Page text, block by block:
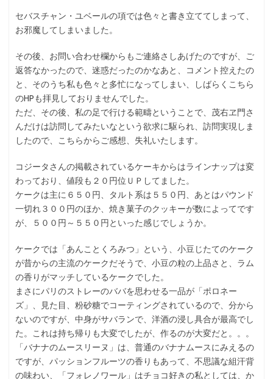
セバスチャン・ユベールの項では色々と書き立ててしまって、
お邪魔してしまいました。
その後、お問い合わせ欄からもご連絡さしあげたのですが、ご
返答なかったので、迷惑だったのかなあと、コメント控えたの
と、そのうち私も色々と多忙になってしまい、しばらくこちら
のHPも拝見しておりませんでした。
ただ、その後、私の足で行ける範疇ということで、茂右ヱ門さ
んだけは訪問してみたいなという欲求に駆られ、訪問実現しま
したので、こちらからご感想、失礼いたします。
コジータさんの掲載されているケーキからはラインナップは変
わっており、値段も２０円位ＵＰしてました。
ケークは主に６５０円、タルト系は５５０円、あとはパウンド
一切れ３００円のほか、焼き菓子のクッキーが数によってです
が、５００円～５５０円といった感じでしょうか。
ケークでは「あんことくろみつ」という、小豆じたてのケーク
が昔からの主流のケークだそうで、小豆の粒の上品さと、ラム
の香りがマッチしているケークでした。
まさにパリのストレーのババを思わせる一品が「ポロネー
ズ」、見た目、粉砂糖でコーティングされているので、分から
ないのですが、中身がサバランで、洋酒の浸し具合が最高でし
た。これは持ち帰りも大変でしたが、作るのが大変だと。。。
「バナナのムースリーヌ」は、普通のバナナムースにみえるの
ですが、パッションフルーツの香りもあって、不思議な組汗背
の味わい、「フォレノワール」はチョコ好きの私としては、か